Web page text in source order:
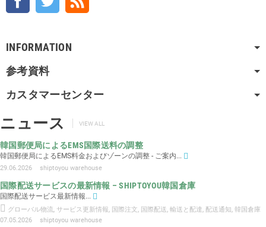
INFORMATION
参考資料
カスタマーセンター
ニュース VIEW ALL
韓国郵便局によるEMS国際送料の調整
韓国郵便局によるEMS料金およびゾーンの調整 - ご案内...
29.06.2026 shiptoyou warehouse
国際配送サービスの最新情報 – SHIPTOYOU韓国倉庫
国際配送サービス最新情報...
グローバル物流 サービス更新情報 国際注文 国際配送 輸送と配達 配送通知 韓国倉庫
07.05.2026
shiptoyou warehouse